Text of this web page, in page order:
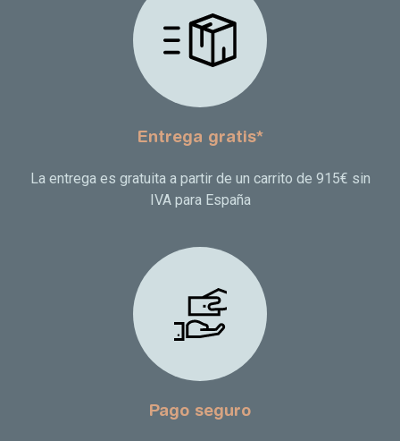
Entrega gratis*
La entrega es gratuita a partir de un carrito de 915€ sin
IVA para España
Pago seguro